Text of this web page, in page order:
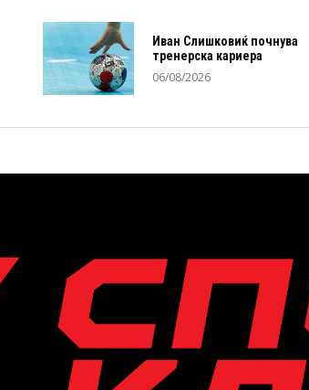
Иван Слишковиќ почнува
тренерска кариера
06/08/2026